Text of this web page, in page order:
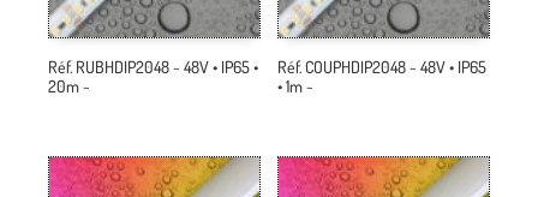
Réf. RUBHDIP2048 ~ 48V • IP65 •
20m ~
Réf. COUPHDIP2048 ~ 48V • IP65
• 1m ~